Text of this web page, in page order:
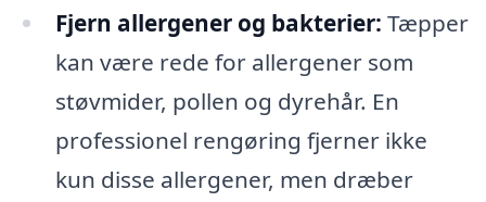
Fjern allergener og bakterier: Tæpper
kan være rede for allergener som
støvmider, pollen og dyrehår. En
professionel rengøring fjerner ikke
kun disse allergener, men dræber